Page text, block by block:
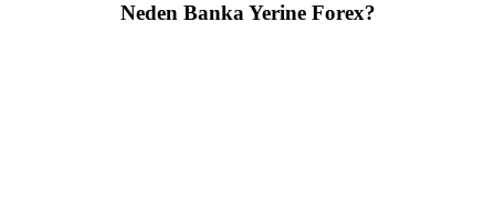
Neden Banka Yerine Forex?